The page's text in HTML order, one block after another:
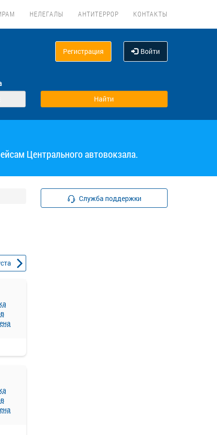
НЕЛЕГАЛЫ АНТИТЕРРОР КОНТАКТЫ
Регистрация Войти
Центрального автовокзала.
Служба поддержки